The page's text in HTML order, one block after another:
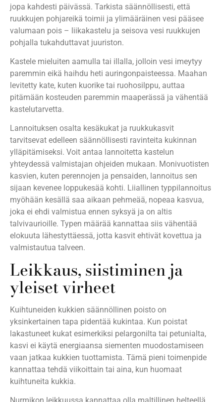
jopa kahdesti päivässä. Tarkista säännöllisesti, että
ruukkujen pohjareikä toimii ja ylimääräinen vesi pääsee
valumaan pois – liikakastelu ja seisova vesi ruukkujen
pohjalla tukahduttavat juuriston.
Kastele mieluiten aamulla tai illalla, jolloin vesi imeytyy
paremmin eikä haihdu heti auringonpaisteessa. Maahan
levitetty kate, kuten kuorike tai ruohosilppu, auttaa
pitämään kosteuden paremmin maaperässä ja vähentää
kastelutarvetta.
Lannoituksen osalta kesäkukat ja ruukkukasvit
tarvitsevat edelleen säännöllisesti ravinteita kukinnan
ylläpitämiseksi. Voit antaa lannoitetta kastelun
yhteydessä valmistajan ohjeiden mukaan. Monivuotisten
kasvien, kuten perennojen ja pensaiden, lannoitus sen
sijaan kevenee loppukesää kohti. Liiallinen typpilannoitus
myöhään kesällä saa aikaan pehmeää, nopeaa kasvua,
joka ei ehdi valmistua ennen syksyä ja on altis
talvivaurioille. Typen määrää kannattaa siis vähentää
elokuuta lähestyttäessä, jotta kasvit ehtivät kovettua ja
valmistautua talveen.
Leikkaus, siistiminen ja
yleiset virheet
Kuihtuneiden kukkien säännöllinen poisto on
yksinkertainen tapa pidentää kukintaa. Kun poistat
lakastuneet kukat esimerkiksi pelargonilta tai petunialta,
kasvi ei käytä energiaansa siementen muodostamiseen
vaan jatkaa kukkien tuottamista. Tämä pieni toimenpide
kannattaa tehdä viikoittain tai aina, kun huomaat
kuihtuneita kukkia.